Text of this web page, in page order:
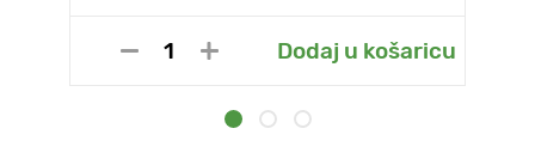
Dodaj u košaricu